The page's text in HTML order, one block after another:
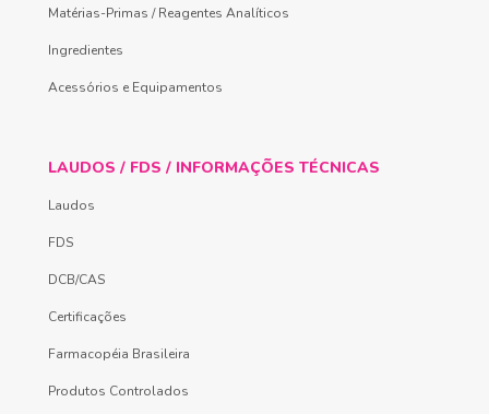
Matérias-Primas / Reagentes Analíticos
Ingredientes
Acessórios e Equipamentos
LAUDOS / FDS / INFORMAÇÕES TÉCNICAS
Laudos
FDS
DCB/CAS
Certificações
Farmacopéia Brasileira
Produtos Controlados